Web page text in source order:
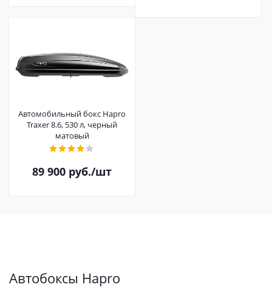
Автомобильный бокс Hapro
Traxer 8.6, 530 л, черный
матовый
89 900 руб./шт
Автобоксы Hapro